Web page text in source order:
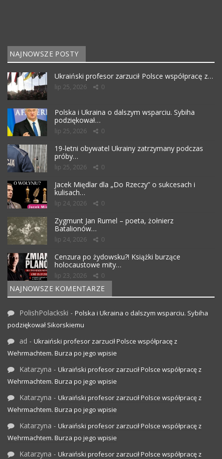
NAJNOWSZE POSTY
Ukraiński profesor zarzucił Polsce współpracę z…
lip 25, 2026 0
Polska i Ukraina o dalszym wsparciu. Sybiha
podziękował…
lip 25, 2026 0
19-letni obywatel Ukrainy zatrzymany podczas
próby…
lip 25, 2026 0
Jacek Międlar dla „Do Rzeczy” o sukcesach i
kulisach…
lip 24, 2026 0
Zygmunt Jan Rumel – poeta, żołnierz
Batalionów…
lip 24, 2026 0
Cenzura po żydowsku?! Książki burzące
holocaustowe mity…
lip 23, 2026 0
NAJNOWSZE KOMENTARZE
PolishPolackski - Polska i Ukraina o dalszym wsparciu. Sybiha
podziękował Sikorskiemu
ad - Ukraiński profesor zarzucił Polsce współpracę z
Wehrmachtem. Burza po jego wpisie
Katarzyna - Ukraiński profesor zarzucił Polsce współpracę z
Wehrmachtem. Burza po jego wpisie
Katarzyna - Ukraiński profesor zarzucił Polsce współpracę z
Wehrmachtem. Burza po jego wpisie
Katarzyna - Ukraiński profesor zarzucił Polsce współpracę z
Wehrmachtem. Burza po jego wpisie
Katarzyna - Ukraiński profesor zarzucił Polsce współpracę z